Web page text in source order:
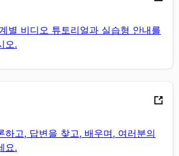
별 비디오 튜토리얼과 실습형 안내를
오.
하고, 답변을 찾고, 배우며, 여러분의
요.